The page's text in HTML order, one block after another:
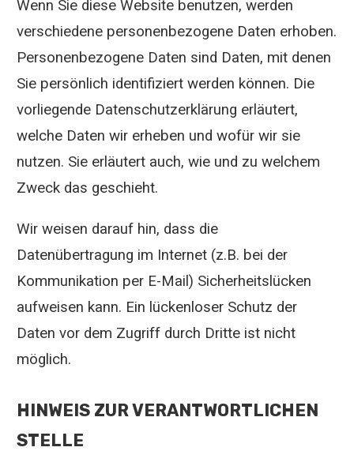
Wenn Sie diese Website benutzen, werden
verschiedene personenbezogene Daten erhoben.
Personenbezogene Daten sind Daten, mit denen
Sie persönlich identifiziert werden können. Die
vorliegende Datenschutzerklärung erläutert,
welche Daten wir erheben und wofür wir sie
nutzen. Sie erläutert auch, wie und zu welchem
Zweck das geschieht.
Wir weisen darauf hin, dass die
Datenübertragung im Internet (z.B. bei der
Kommunikation per E-Mail) Sicherheitslücken
aufweisen kann. Ein lückenloser Schutz der
Daten vor dem Zugriff durch Dritte ist nicht
möglich.
HINWEIS ZUR VERANTWORTLICHEN
STELLE